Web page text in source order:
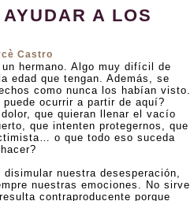
A LOS
Castro
hermano. Algo muy difícil de
edad que tengan. Además, se
como nunca los habían visto.
ocurrir a partir de aquí?
que quieran llenar el vacío
que intenten protegernos, que
o que todo eso suceda
nuestra desesperación,
nuestras emociones. No sirve
contraproducente porque